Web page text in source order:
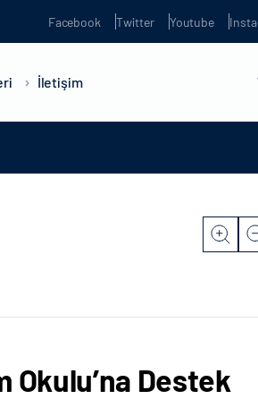
Facebook Twitter Youtube
İletişim
Okulu’na Destek